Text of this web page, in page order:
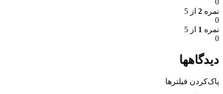
0
نمره 2 از 5
0
نمره 1 از 5
0
دیدگاهها
پاک‌کردن فیلترها